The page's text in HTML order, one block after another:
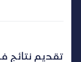
تقديم نتائج